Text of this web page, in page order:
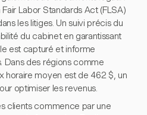
Labor Standards Act (FLSA)
les litiges. Un suivi précis du
du cabinet en garantissant
est capturé et informe
Dans des régions comme
horaire moyen est de 462 $, un
optimiser les revenus.
clients commence par une